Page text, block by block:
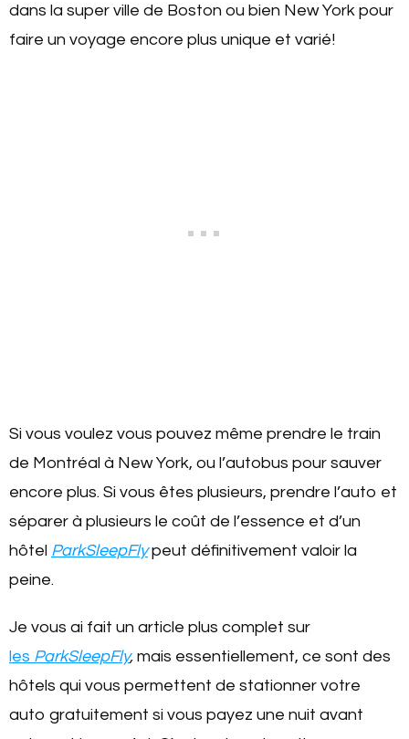
dans la super ville de Boston ou bien New York pour
faire un voyage encore plus unique et varié!
Si vous voulez vous pouvez même prendre le train
de Montréal à New York, ou l’autobus pour sauver
encore plus. Si vous êtes plusieurs, prendre l’auto et
séparer à plusieurs le coût de l’essence et d’un
hôtel ParkSleepFlypeut définitivement valoir la
peine.
Je vous ai fait un article plus complet sur
les ParkSleepFly, mais essentiellement, ce sont des
hôtels qui vous permettent de stationner votre
auto gratuitement si vous payez une nuit avant